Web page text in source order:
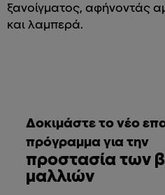
ξανοίγματος, αφήνοντάς
και λαμπερά.
Δοκιμάστε το νέο
πρόγραμμα για την
προστασία των
μαλλιών